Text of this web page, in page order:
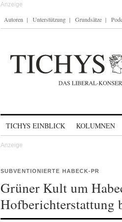
Autoren Unterstützung Grundsätze
TICHYS EINBLICK KOLUMNEN
SUBVENTIONIERTE HABECK-PR
Grüner Kult um
Hofberichterstattung